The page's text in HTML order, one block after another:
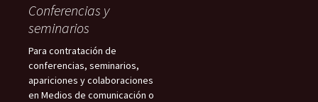
Conferencias y
seminarios
Para contratación de
conferencias, seminarios,
apariciones y colaboraciones
en Medios de comunicación o